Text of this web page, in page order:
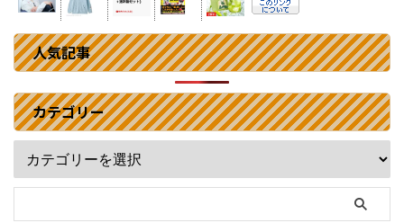
人気記事
カテゴリー